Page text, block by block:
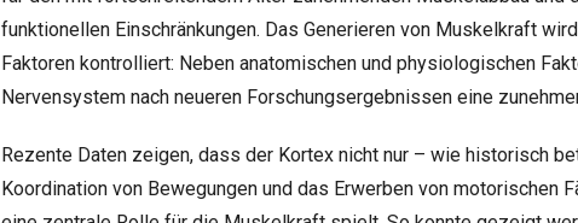
funktionellen Einschränkungen. Das Generieren von Muskelkraft
Faktoren kontrolliert: Neben anatomischen und physiologischen
Nervensystem nach neueren Forschungsergebnissen eine
Rezente Daten zeigen, dass der Kortex nicht nur – wie historisch
Koordination von Bewegungen und das Erwerben von motorischen